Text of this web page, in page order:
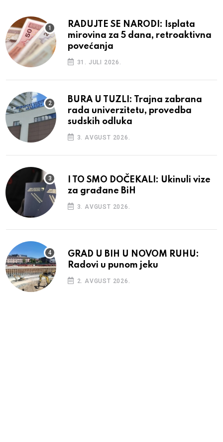
RADUJTE SE NARODI: Isplata
mirovina za 5 dana, retroaktivna
povećanja
31. JULI 2026.
BURA U TUZLI: Trajna zabrana
rada univerzitetu, provedba
sudskih odluka
3. AVGUST 2026.
I TO SMO DOČEKALI: Ukinuli vize
za građane BiH
3. AVGUST 2026.
GRAD U BIH U NOVOM RUHU:
Radovi u punom jeku
2. AVGUST 2026.